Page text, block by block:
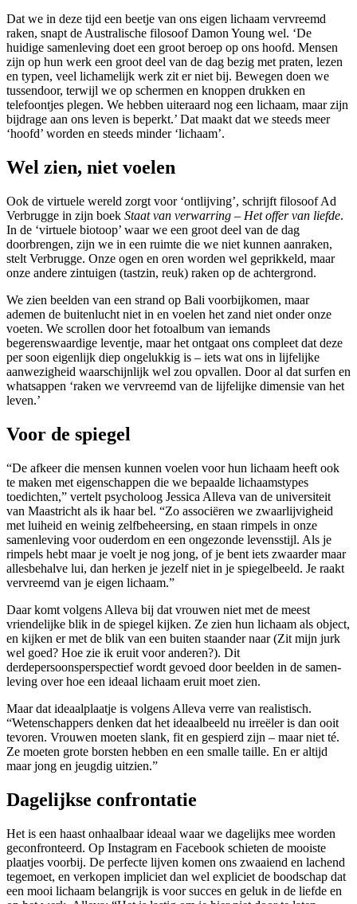
Dat we in deze tijd een beetje van ons eigen lichaam vervreemd
raken, snapt de Australische filosoof Damon Young wel. ‘De
huidige samenleving doet een groot beroep op ons hoofd. Mensen
zijn op hun werk een groot deel van de dag bezig met praten, lezen
en typen, veel lichamelijk werk zit er niet bij. Bewegen doen we
tussendoor, terwijl we op schermen en knoppen drukken en
telefoontjes plegen. We hebben uiteraard nog een lichaam, maar zijn
bijdrage aan ons leven is beperkt.’ Dat maakt dat we steeds meer
‘hoofd’ worden en steeds minder ‘lichaam’.
Wel zien, niet voelen
Ook de virtuele wereld zorgt voor ‘ont­lijving’, schrijft filosoof Ad
Verbrugge in zijn boek Staat van verwarring – Het offer van liefde.
In de ‘virtuele biotoop’ waar we een groot deel van de dag
doorbrengen, zijn we in een ruimte die we niet kunnen aanraken,
stelt Verbrugge. Onze ogen en oren worden wel geprikkeld, maar
onze andere zintuigen (tastzin, reuk) raken op de achtergrond.
We zien beelden van een strand op Bali voorbijkomen, maar
ademen de buitenlucht niet in en voelen het zand niet onder onze
voeten. We scrollen door het fotoalbum van iemands
begerenswaardige leventje, maar het ontgaat ons compleet dat deze
per­ soon eigenlijk diep ongelukkig is – iets wat ons in lijfelijke
aanwezigheid waarschijnlijk wel zou opvallen. Door al dat surfen en
whatsappen ‘raken we vervreemd van de lijfelijke dimen­sie van het
leven.’
Voor de spiegel
“De afkeer die mensen kunnen voelen voor hun lichaam heeft ook
te maken met eigenschappen die we bepaalde lichaamstypes
toedichten,” vertelt psycholoog Jessica Alleva van de universiteit
van Maastricht als ik haar bel. “Zo associëren we zwaarlijvigheid
met luiheid en weinig zelfbeheersing, en staan rimpels in onze
samenleving voor ouderdom en een ongezonde levensstijl. Als je
rimpels hebt maar je voelt je nog jong, of je bent iets zwaarder maar
allesbehalve lui, dan herken je jezelf niet in je spiegelbeeld. Je raakt
vervreemd van je eigen lichaam.”
Daar komt volgens Alleva bij dat vrouwen niet met de meest
vriendelijke blik in de spiegel kijken. Ze zien hun lichaam als object,
en kijken er met de blik van een buiten­ staander naar (Zit mijn jurk
wel goed? Hoe zie ik eruit voor anderen?). Dit
derdepersoonsperspectief wordt gevoed door beelden in de samen­
leving over hoe een ideaal lichaam eruit moet zien.
Maar dat ideaalplaatje is volgens Alleva verre van realistisch.
“Wetenschappers denken dat het ideaalbeeld nu irreëler is dan ooit
tevoren. Vrouwen moeten slank, fit en gespierd zijn – maar niet té.
Ze moeten grote borsten hebben en een smalle taille. En er altijd
maar jong en jeugdig uitzien.”
Dagelijkse confrontatie
Het is een haast onhaalbaar ideaal waar we dagelijks mee worden
geconfronteerd. Op Instagram en Facebook schieten de mooiste
plaatjes voorbij. De perfecte lijven komen ons zwaaiend en lachend
tegemoet, en verkopen impliciet dan wel expliciet de boodschap dat
een mooi lichaam belangrijk is voor succes en geluk in de liefde en